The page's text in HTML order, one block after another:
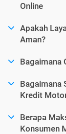
Online
Apakah
Aman?
Bagaimana
Bagaimana
Kredit
Berapa
Konsumen